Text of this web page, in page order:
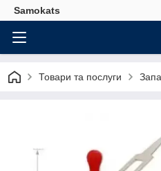
Samokats
Товари та послуги